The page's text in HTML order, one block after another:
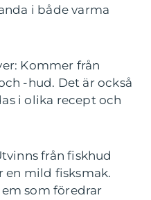
i både varma
Kommer från
-hud. Det är också
i olika recept och
från fiskhud
en mild fisksmak.
som föredrar